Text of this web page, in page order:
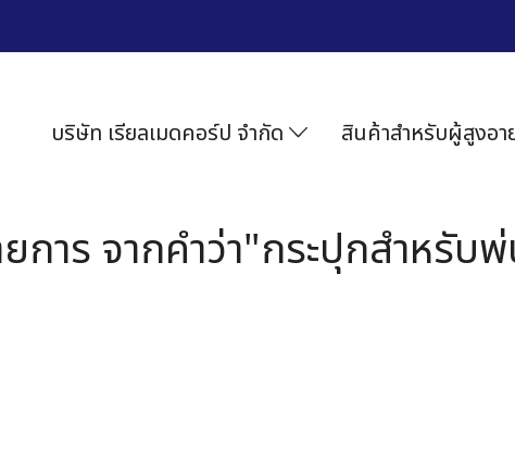
บริษัท เรียลเมดคอร์ป จำกัด สินค้าสำหรับผู้สูงอ
การ จากคำว่า"กระปุกสำหรับ